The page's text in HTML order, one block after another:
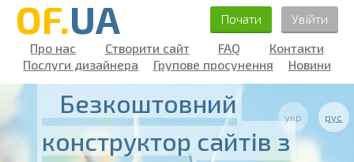
OF.UA
Про нас Створити сайт FAQ
Контакти
Послуги дизайнера
Групове просунення Новини
Почати Увійти
укр рус
Безкоштовний
конструктор сайтів з